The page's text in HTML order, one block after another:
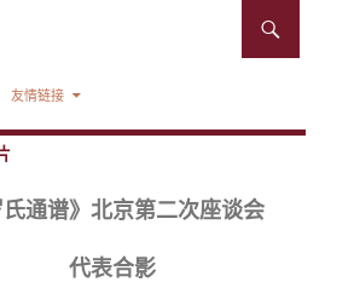
友情链接
氏通谱》北京第二次座谈会
代表合影